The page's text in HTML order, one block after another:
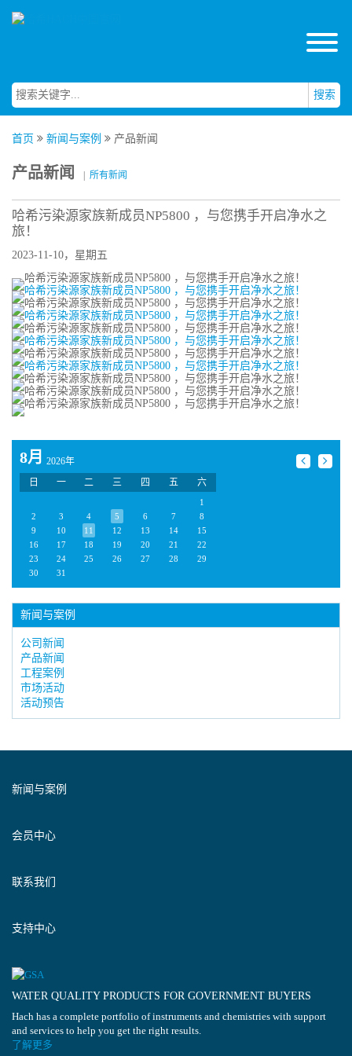
搜索
首页 新闻与案例 产品新闻
产品新闻 所有新闻
哈希污染源家族新成员NP5800 ，与您携手开启净水之
旅！
2023-11-10，星期五
8月
2026年
日
一 二 三 四 五 六
1
2
3 4 5 6 7
8
9
10 11 12 13 14
15
16
17 18 19 20 21
22
23
24 25 26 27 28
29
30
31
新闻与案例
公司新闻
产品新闻
工程案例
市场活动
活动预告
新闻与案例
会员中心
联系我们
支持中心
WATER QUALITY PRODUCTS FOR GOVERNMENT BUYERS
Hach has a complete portfolio of instruments and chemistries with support
and services to help you get the right results.
了解更多